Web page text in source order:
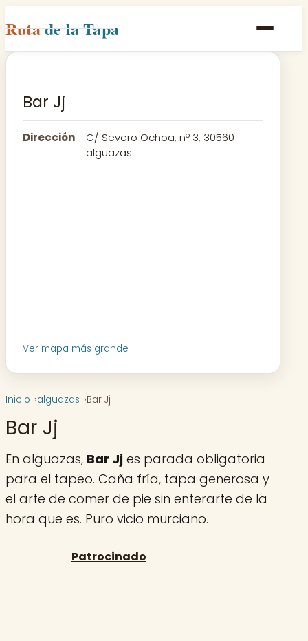
Rutade la Tapa
Inicio
Rutas
Bar Jj
Dirección
C/ Severo Ochoa, nº 3, 30560
alguazas
Ver mapa más grande
Inicio alguazas Bar Jj
Bar Jj
En alguazas, Bar Jj es parada obligatoria
para el tapeo. Caña fría, tapa generosa y
el arte de comer de pie sin enterarte de la
hora que es. Puro vicio murciano.